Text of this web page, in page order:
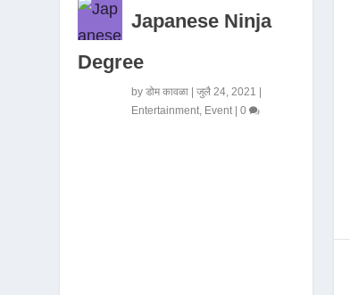
Japanese Ninja
Degree
byडोम कावळा |जुलै 24, 2021
Entertainment, Event|0